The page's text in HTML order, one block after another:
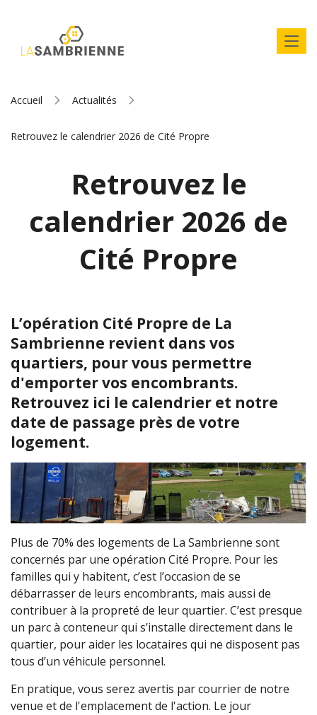
Accueil Actualités
Retrouvez le calendrier 2026 de Cité Propre
Retrouvez le
calendrier 2026 de
Cité Propre
L’opération Cité Propre de La
Sambrienne revient dans vos
quartiers, pour vous permettre
d'emporter vos encombrants.
Retrouvez ici le calendrier et notre
date de passage près de votre
logement.
Plus de 70% des logements de La Sambrienne sont
concernés par une opération Cité Propre. Pour les
familles qui y habitent, c’est l’occasion de se
débarrasser de leurs encombrants, mais aussi de
contribuer à la propreté de leur quartier. C’est presque
un parc à conteneur qui s’installe directement dans le
quartier, pour aider les locataires qui ne disposent pas
tous d’un véhicule personnel.
En pratique, vous serez avertis par courrier de notre
venue et de l'emplacement de l'action. Le jour